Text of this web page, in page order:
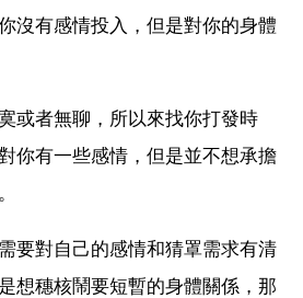
沒有感情投入，但是對你的身體
或者無聊，所以來找你打發時
你有一些感情，但是並不想承擔
要對自己的感情和猜罩需求有清
想穗核鬧要短暫的身體關係，那